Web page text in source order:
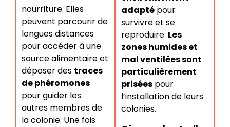
nourriture. Elles
peuvent parcourir de
longues distances
pour accéder à une
source alimentaire et
déposer des traces
de phéromones
pour guider les
autres membres de
la colonie. Une fois
adapté pour
survivre et se
reproduire. Les
zones humides et
mal ventilées sont
particulièrement
prisées pour
l’installation de leurs
colonies.